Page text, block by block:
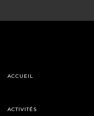
ACCUEIL
ACTIVITÉS